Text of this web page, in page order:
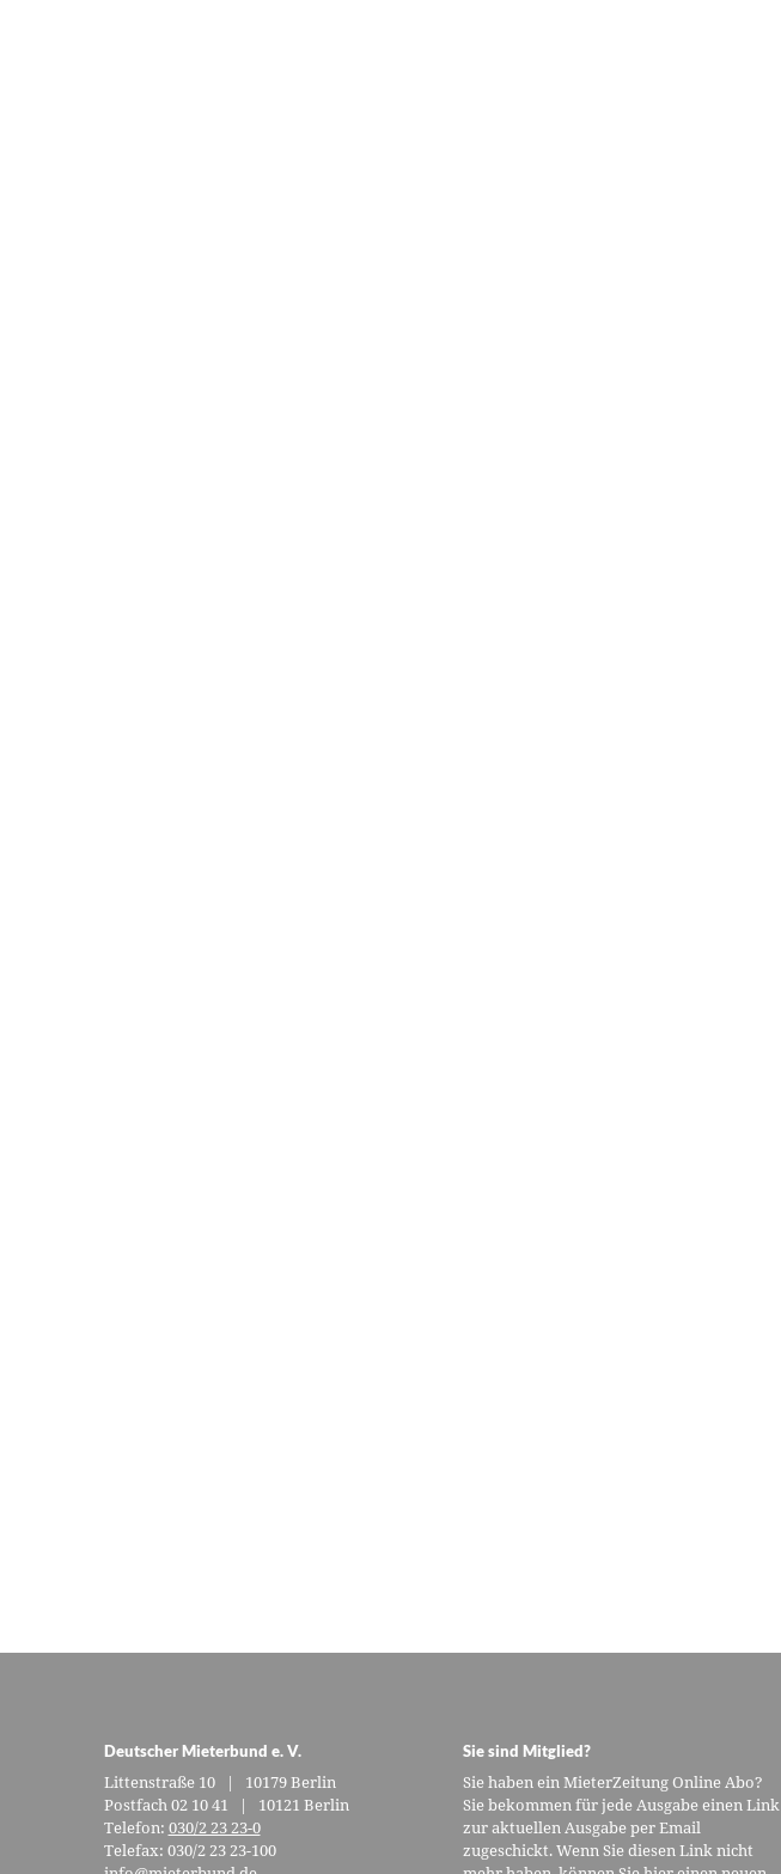
Deutscher Mieterbund e. V.
Littenstraße 10 | 10179 Berlin
Postfach 02 10 41 | 10121 Berlin
Telefon: 030/2 23 23-0
Telefax: 030/2 23 23-100
Sie sind Mitglied?
Sie haben ein MieterZeitung Online Abo?
Sie bekommen für jede Ausgabe einen Link
zur aktuellen Ausgabe per Email
zugeschickt. Wenn Sie diesen Link nicht